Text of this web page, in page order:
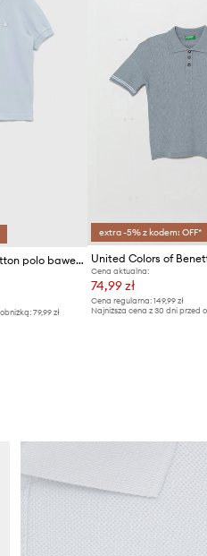
United Colors of Benetton polo bawełniane dziecięce
79,99 zł
extra -5% z kodem: OFF*
Cena aktualna:
74,99 zł
Cena regularna: 149,99 zł
Najniższa cena z 30 dni przed